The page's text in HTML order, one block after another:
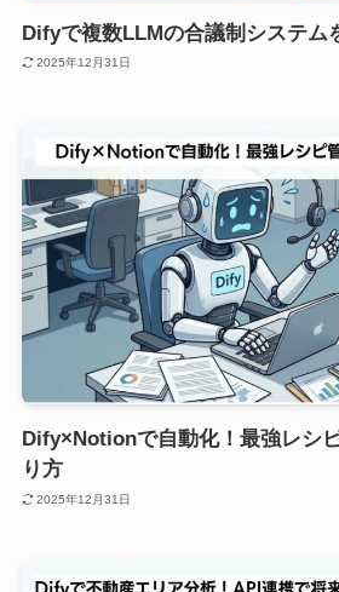
Difyで複数LLMの合議制システム
2025年12月31日
Dify×Notionで自動化！最強レシ
り方
2025年12月31日